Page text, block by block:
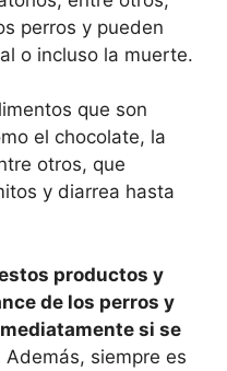
perros y pueden
o incluso la muerte.
que son
el chocolate, la
otros, que
y diarrea hasta
productos y
de los perros y
si se
Además, siempre es